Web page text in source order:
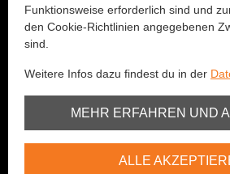
3114 Wichtrach
+41 (0)31 781 01 77
Montag geschlossen
Dienstag bis Freitag:
08:00 - 12:00 Uhr / 13:30 -
Samstag:
08:00 - 16:00 Uhr
Funktionsweise erforderlich sind und
den Cookie-Richtlinien angegebenen
sind.
Weitere Infos dazu findest du in der
Unbedingt erforderlich
MEHR ERFAHREN UND
ALLE